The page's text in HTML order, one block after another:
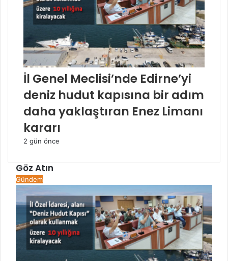
İl Genel Meclisi’nde Edirne’yi
deniz hudut kapısına bir adım
daha yaklaştıran Enez Limanı
kararı
2 gün önce
Göz Atın
Kapalı
Gündem